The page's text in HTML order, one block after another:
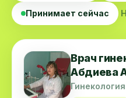
Принимает сейчас
Врач
Абдиева